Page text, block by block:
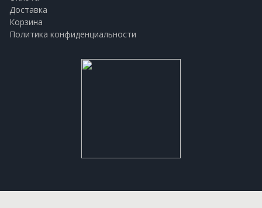
Доставка
Корзина
Политика конфиденциальности